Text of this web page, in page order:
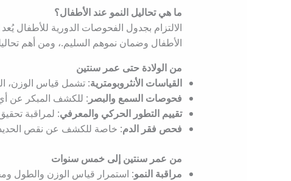
ما هي تحاليل النمو عند الأطفال؟
الالتزام بجدول الفحوصات الدورية للأطفال
الأطفال وضمان نموهم السليم.، ومن أهم
من الولادة حتى عمر سنتين
القياسات الأنثروبومترية: تشمل قياس الوزن،
فحوصات السمع والبصر : للكشف المبكر عن
تقييم التطور الحركي والمعرفي: لمراقبة
فحص فقر الدم: خاصة للكشف عن نقص الحديد
من عمر سنتين إلى خمس سنوات
مراقبة النمو: استمرار قياس الوزن والطول